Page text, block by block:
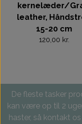
kernelæder/
leather,
15-20 cm
120,00 kr.
De fleste tasker
kan være op til 2
haster, så kontakt